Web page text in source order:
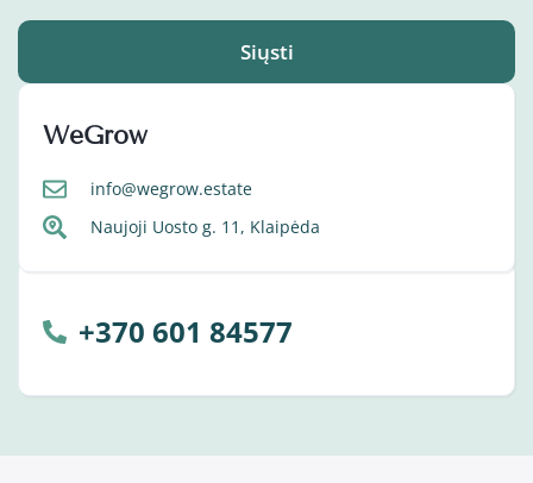
Siųsti
WeGrow
info@wegrow.estate
Naujoji Uosto g. 11, Klaipėda
+370 601 84577